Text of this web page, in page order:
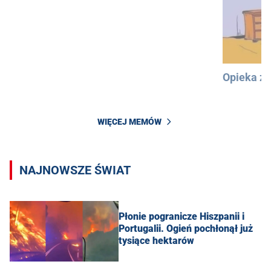
Opieka
WIĘCEJ MEMÓW
NAJNOWSZE ŚWIAT
Płonie pogranicze Hiszpanii i
Portugalii. Ogień pochłonął już
tysiące hektarów